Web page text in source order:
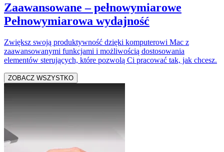
Zaawansowane – pełnowymiarowe
Pełnowymiarowa wydajność
Zwiększ swoją produktywność dzięki komputerowi Mac z
zaawansowanymi funkcjami i możliwością dostosowania
elementów sterujących, które pozwolą Ci pracować tak, jak chcesz.
ZOBACZ WSZYSTKO